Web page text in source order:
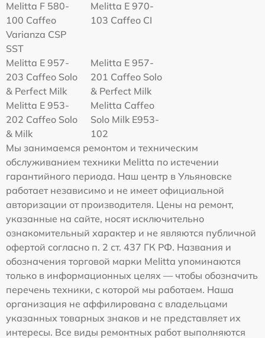
Melitta F 580-
100 Caffeo
Varianza CSP
SST
Melitta Е 970-
103 Caffeo CI
Melitta E 957-
203 Caffeo Solo
& Perfect Milk
Melitta E 957-
201 Caffeo Solo
& Perfect Milk
Melitta Е 953-
202 Caffeo Solo
& Milk
Melitta Caffeo
Solo Milk E953-
102
Мы занимаемся ремонтом и техническим
обслуживанием техники Melitta по истечении
гарантийного периода. Наш центр в Ульяновске
работает независимо и не имеет официальной
авторизации от производителя. Цены на ремонт,
указанные на сайте, носят исключительно
ознакомительный характер и не являются публичной
офертой согласно п. 2 ст. 437 ГК РФ. Названия и
обозначения торговой марки Melitta упоминаются
только в информационных целях — чтобы обозначить
перечень техники, с которой мы работаем. Наша
организация не аффилирована с владельцами
указанных товарных знаков и не представляет их
интересы. Все виды ремонтных работ выполняются